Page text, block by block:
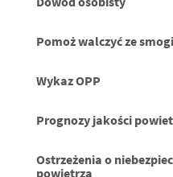
Pomoż walczyć ze
Wykaz OPP
Prognozy jakości
Ostrzeżenia o
powietrza